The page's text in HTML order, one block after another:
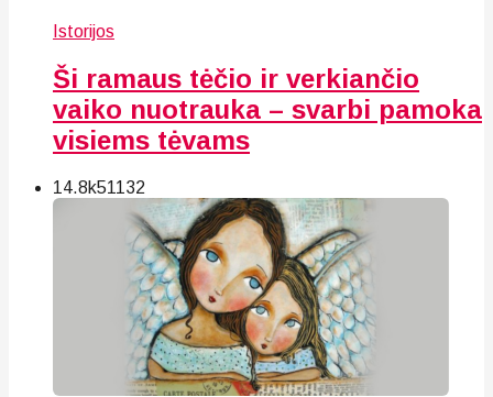
Istorijos
Ši ramaus tėčio ir verkiančio
vaiko nuotrauka – svarbi pamoka
visiems tėvams
14.8k51 132